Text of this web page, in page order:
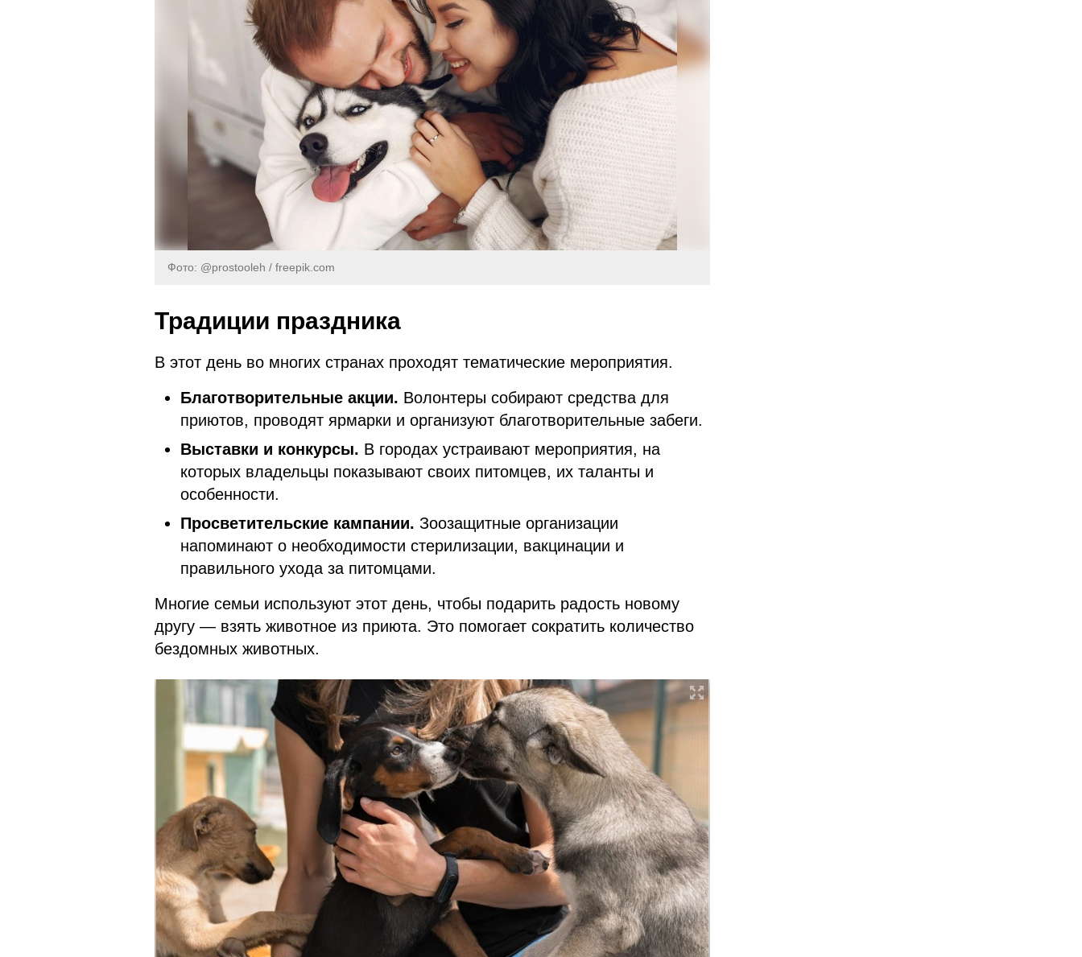
Фото: @prostooleh / freepik.com
Традиции праздника
В этот день во многих странах проходят тематические мероприятия.
Благотворительные акции. Волонтеры собирают средства для
приютов, проводят ярмарки и организуют благотворительные забеги.
Выставки и конкурсы. В городах устраивают мероприятия, на
которых владельцы показывают своих питомцев, их таланты и
особенности.
Просветительские кампании. Зоозащитные организации
напоминают о необходимости стерилизации, вакцинации и
правильного ухода за питомцами.
Многие семьи используют этот день, чтобы подарить радость новому
другу — взять животное из приюта. Это помогает сократить количество
бездомных животных.